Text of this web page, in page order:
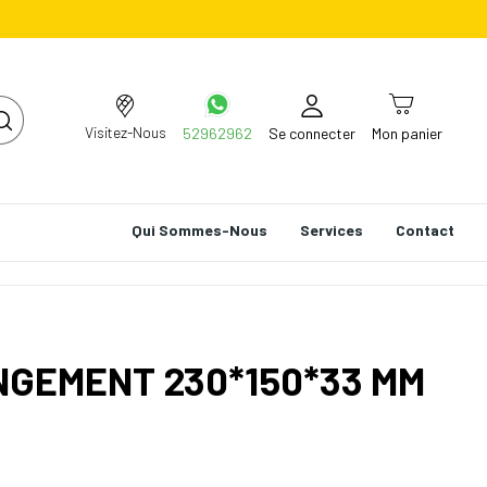
Visitez-Nous 52962962 Se connecter Mon panier
Qui Sommes-Nous Services Contact
230*150*33 MM